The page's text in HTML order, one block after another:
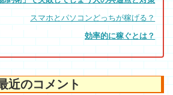
スマホとパソコンどっちが稼げる？
効率的に稼ぐとは？
近のコメント